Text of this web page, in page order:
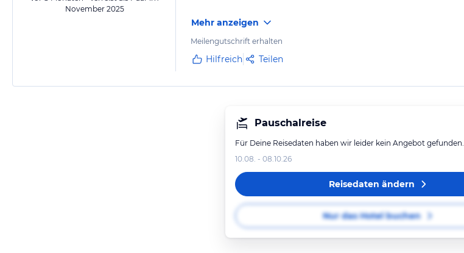
November 2025
Mehr anzeigen
Meilengutschrift erhalten
Hilfreich Teilen
Pauschalreise
Für Deine Reisedaten haben wir leider kein Angebot gefunden.
10.08. - 08.10.26
Reisedaten ändern
Nur das Hotel buchen